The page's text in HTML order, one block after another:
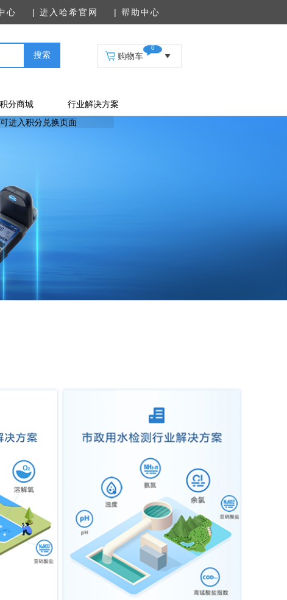
心 | 进入哈希官网 | 帮助中心
购物车
0
积分商城 行业解决方案
分兑换页面